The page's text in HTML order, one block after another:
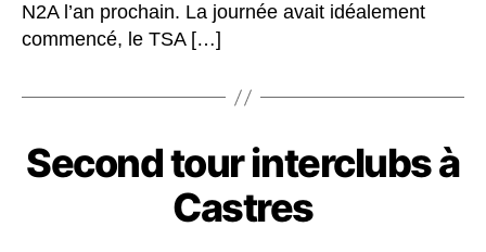
N2A l’an prochain. La journée avait idéalement
commencé, le TSA […]
Second tour interclubs à
Castres